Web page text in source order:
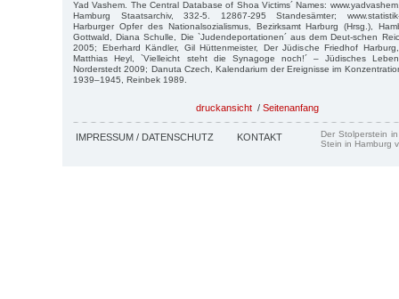
Yad Vashem. The Central Database of Shoa Victims´ Names:
Hamburg Staatsarchiv, 332-5. 12867-295 Standesämter; www.statistik-
Harburger Opfer des Nationalsozialismus, Bezirksamt Harburg (Hrsg.),
Gottwald, Diana Schulle, Die `Judendeportationen´ aus dem Deut-schen
2005; Eberhard Kändler, Gil Hüttenmeister, Der Jüdische Friedhof
Matthias Heyl, `Vielleicht steht die Synagoge noch!´ – Jüdisches
Norderstedt 2009; Danuta Czech, Kalendarium der Ereignisse im
1939–1945, Reinbek 1989.
druckansicht / Seitenanfang
IMPRESSUM / DATENSCHUTZ KONTAKT
Der Stolperstein
Stein in Hamburg